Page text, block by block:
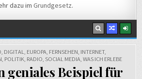
dazu im Grundgesetz.
, DIGITAL, EUROPA, FERNSEHEN, INTERNET,
, POLITIK, RADIO, SOCIAL MEDIA, WAS ICH ERLEBE
geniales Beispiel für